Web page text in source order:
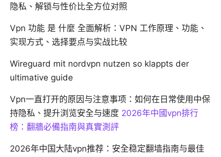
隐私、解锁与性价比全方位对照
Vpn 功能 是 什麼 全面解析：VPN 工作原理、功能、
实现方式、选择要点与实战比较
Wireguard mit nordvpn nutzen so klappts der
ultimative guide
Vpn一直打开的原因与注意事项：如何在日常使用中保
持隐私、提升浏览安全与速度 2026年中國vpn排行
榜：翻牆必備指南與真實測評
2026年中国大陆vpn推荐：安全稳定翻墙指南与最佳